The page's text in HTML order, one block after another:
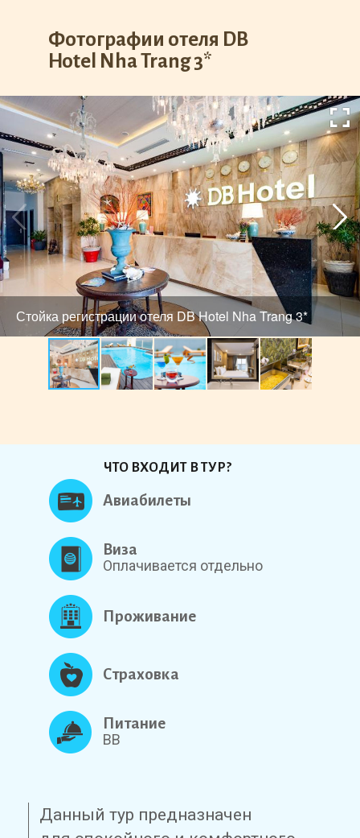
Фотографии отеля DB
Hotel Nha Trang 3*
Стойка регистрации отеля DB Hotel Nha Trang 3*
ЧТО ВХОДИТ В ТУР?
Авиабилеты
Виза
Оплачивается отдельно
Проживание
Страховка
Питание
BB
Данный тур предназначен